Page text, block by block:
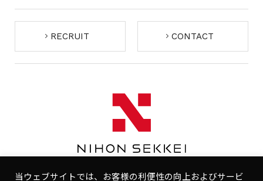
RECRUIT CONTACT
当ウェブサイトでは、お客様の利便性の向上およびサービ